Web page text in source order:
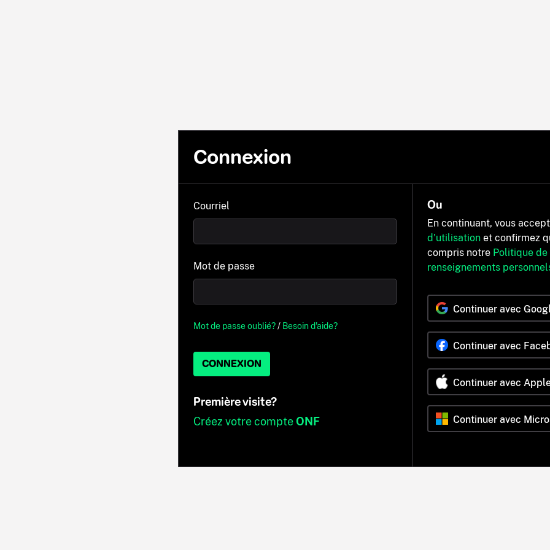
Connexion
Courriel
Mot de passe
Mot de passe oublié?/ Besoin d'aide?
CONNEXION
Première visite?
Créez votre compteONF
Ou
En continuant, vous
d'utilisation et confirmez
compris notre Politique
renseignements
Continuer avec
Continuer avec
Continuer avec
Continuer avec